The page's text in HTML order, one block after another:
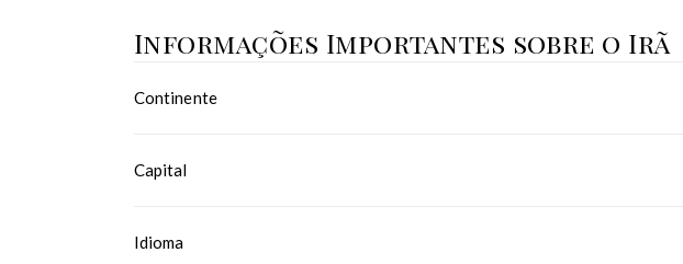
Informações Importantes sobre o Irã
Continente
Capital
Idioma